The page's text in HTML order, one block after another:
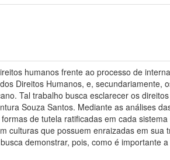
humanos frente ao processo de
Direitos Humanos, e,
Tal trabalho busca esclarecer os
Souza Santos. Mediante as análises
de tutela ratificadas em cada
culturas que possuem enraizadas em
demonstrar, pois, como é importante